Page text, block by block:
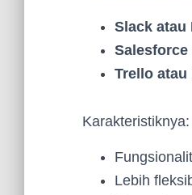
Slack atau
Salesforce
Trello atau
Karakteristiknya:
Lebih